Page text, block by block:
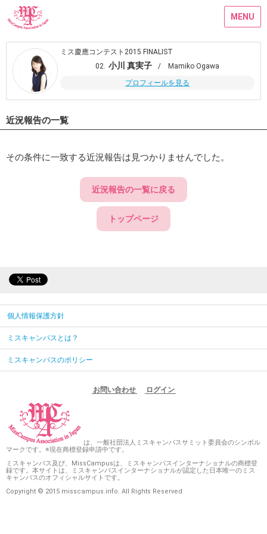
MENU
ミス慶應コンテスト2015 FINALIST
02. 小川 真実子
/ Mamiko Ogawa
プロフィールを見る
近況報告の一覧
その条件に一致する近況報告は見つかりませんでした。
近況報告の一覧に戻る
トップページ
個人情報保護方針
ミスキャンパスとは？
ミスキャンパスのポリシー
お問い合わせ ログイン
は、一般社団法人ミスキャンパスサミット委員会のシンボル
マークです。※現在商標登録申請中です。
ミスキャンパス及び、MissCampusは、ミスキャンパスインターナショナルの商標登
録です。本サイトは、ミスキャンパスインターナショナルが認定した日本唯一のミス
キャンパスのオフィシャルサイトです。
Copyright © 2015 misscampus.info. All Rights Reserved